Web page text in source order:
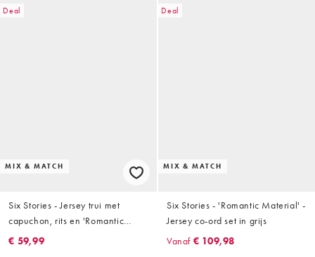
Deal
MIX & MATCH
Six Stories - Jersey trui met
capuchon, rits en 'Romantic
Material'-motief in grijs, deel van
€ 59,99
Deal
MIX & MATCH
Six Stories - 'Romantic Material' -
Jersey co-ord set in grijs
Vanaf € 109,98